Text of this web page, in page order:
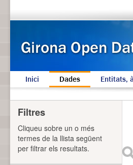
Inici Dades Entitats,
Filtres
Cliqueu sobre un o més
termes de la llista següent
per filtrar els resultats.